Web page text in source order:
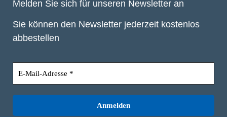
Melden Sie sich für unseren Newsletter an
Sie können den Newsletter jederzeit kostenlos
abbestellen